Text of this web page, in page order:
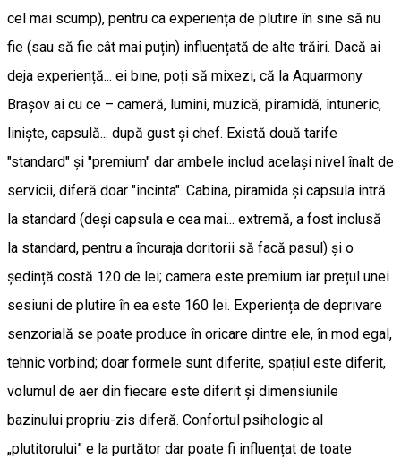
cel mai scump), pentru ca experiența de plutire în sine să nu
fie (sau să fie cât mai puțin) influențată de alte trăiri. Dacă ai
deja experiență... ei bine, poți să mixezi, că la Aquarmony
Brașov ai cu ce – cameră, lumini, muzică, piramidă, întuneric,
liniște, capsulă... după gust și chef. Există două tarife
"standard" și "premium" dar ambele includ acelaşi nivel înalt de
servicii, diferă doar "incinta". Cabina, piramida și capsula intră
la standard (deși capsula e cea mai... extremă, a fost inclusă
la standard, pentru a încuraja doritorii să facă pasul) și o
ședință costă 120 de lei; camera este premium iar prețul unei
sesiuni de plutire în ea este 160 lei. Experiența de deprivare
senzorială se poate produce în oricare dintre ele, în mod egal,
tehnic vorbind; doar formele sunt diferite, spațiul este diferit,
volumul de aer din fiecare este diferit și dimensiunile
bazinului propriu-zis diferă. Confortul psihologic al
„plutitorului” e la purtător dar poate fi influențat de toate